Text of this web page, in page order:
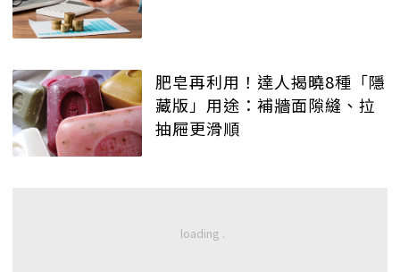
肥皂再利用！達人揭曉8種「隱
藏版」用途：補牆面隙縫、拉
抽屜更滑順